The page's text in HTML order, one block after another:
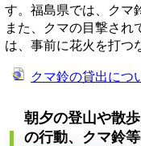
す。福島県では、クマ
また、クマの目撃され
は、事前に花火を打つ
クマ鈴の貸出につ
朝夕の登山や散
の行動、クマ鈴